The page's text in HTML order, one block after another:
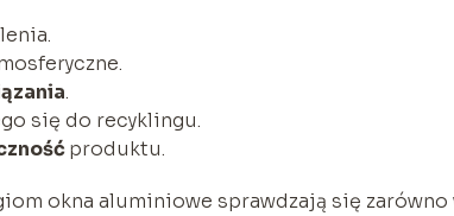
.
się do recyklingu.
produktu.
okna aluminiowe sprawdzają się zarówno